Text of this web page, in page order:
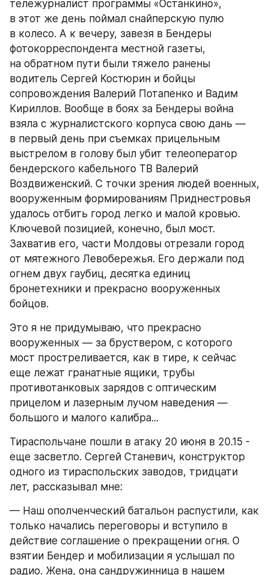
тележурналист программы «Останкино»,
в этот же день поймал снайперскую пулю
в колесо. А к вечеру, завезя в Бендеры
фотокорреспондента местной газеты,
на обратном пути были тяжело ранены
водитель Сергей Костюрин и бойцы
сопровождения Валерий Потапенко и Вадим
Кириллов. Вообще в боях за Бендеры война
взяла с журналистского корпуса свою дань —
в первый день при съемках прицельным
выстрелом в голову был убит телеоператор
бендерского кабельного ТВ Валерий
Воздвиженский. С точки зрения людей военных,
вооруженным формированиям Приднестровья
удалось отбить город легко и малой кровью.
Ключевой позицией, конечно, был мост.
Захватив его, части Молдовы отрезали город
от мятежного Левобережья. Его держали под
огнем двух гаубиц, десятка единиц
бронетехники и прекрасно вооруженных
бойцов.
Это я не придумываю, что прекрасно
вооруженных — за бруствером, с которого
мост простреливается, как в тире, к сейчас
еще лежат гранатные ящики, трубы
противотанковых зарядов с оптическим
прицелом и лазерным лучом наведения —
большого и малого калибра...
Тираспольчане пошли в атаку 20 июня в 20.15 -
еще засветло. Сергей Станевич, конструктор
одного из тираспольских заводов, тридцати
лет, рассказывал мне:
— Наш ополченческий батальон распустили, как
только начались переговоры и вступило в
действие соглашение о прекращении огня. О
взятии Бендер и мобилизации я услышал по
радио. Жена, она сандружинница в нашем